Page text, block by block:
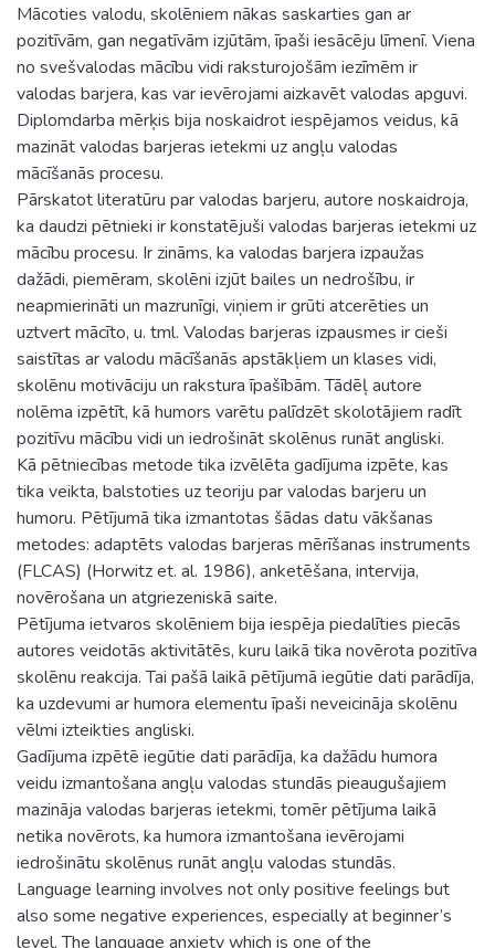
Mācoties valodu, skolēniem nākas saskarties gan ar
pozitīvām, gan negatīvām izjūtām, īpaši iesācēju līmenī. Viena
no svešvalodas mācību vidi raksturojošām iezīmēm ir
valodas barjera, kas var ievērojami aizkavēt valodas apguvi.
Diplomdarba mērķis bija noskaidrot iespējamos veidus, kā
mazināt valodas barjeras ietekmi uz angļu valodas
mācīšanās procesu.
Pārskatot literatūru par valodas barjeru, autore noskaidroja,
ka daudzi pētnieki ir konstatējuši valodas barjeras ietekmi uz
mācību procesu. Ir zināms, ka valodas barjera izpaužas
dažādi, piemēram, skolēni izjūt bailes un nedrošību, ir
neapmierināti un mazrunīgi, viņiem ir grūti atcerēties un
uztvert mācīto, u. tml. Valodas barjeras izpausmes ir cieši
saistītas ar valodu mācīšanās apstākļiem un klases vidi,
skolēnu motivāciju un rakstura īpašībām. Tādēļ autore
nolēma izpētīt, kā humors varētu palīdzēt skolotājiem radīt
pozitīvu mācību vidi un iedrošināt skolēnus runāt angliski.
Kā pētniecības metode tika izvēlēta gadījuma izpēte, kas
tika veikta, balstoties uz teoriju par valodas barjeru un
humoru. Pētījumā tika izmantotas šādas datu vākšanas
metodes: adaptēts valodas barjeras mērīšanas instruments
(FLCAS) (Horwitz et. al. 1986), anketēšana, intervija,
novērošana un atgriezeniskā saite.
Pētījuma ietvaros skolēniem bija iespēja piedalīties piecās
autores veidotās aktivitātēs, kuru laikā tika novērota pozitīva
skolēnu reakcija. Tai pašā laikā pētījumā iegūtie dati parādīja,
ka uzdevumi ar humora elementu īpaši neveicināja skolēnu
vēlmi izteikties angliski.
Gadījuma izpētē iegūtie dati parādīja, ka dažādu humora
veidu izmantošana angļu valodas stundās pieaugušajiem
mazināja valodas barjeras ietekmi, tomēr pētījuma laikā
netika novērots, ka humora izmantošana ievērojami
iedrošinātu skolēnus runāt angļu valodas stundās.
Language learning involves not only positive feelings but
also some negative experiences, especially at beginner’s
level. The language anxiety which is one of the